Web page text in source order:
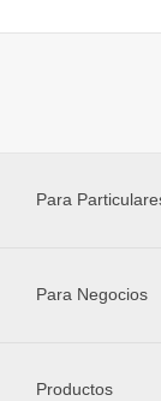
Para
Para Negocios
Productos